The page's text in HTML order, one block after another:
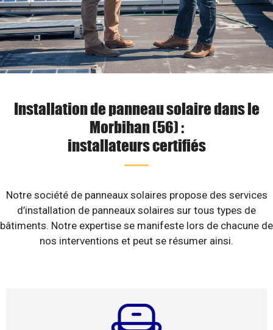
Installation de panneau solaire dans le
Morbihan (56) :
installateurs certifiés
Notre société de panneaux solaires propose des services
d’installation de panneaux solaires sur tous types de
bâtiments. Notre expertise se manifeste lors de chacune de
nos interventions et peut se résumer ainsi.